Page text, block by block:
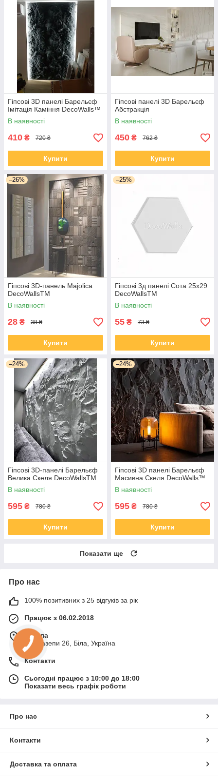
Гіпсові 3D панелі Барельєф
Імітація Каміння DecoWalls™
В наявності
410 ₴ 720 ₴
Купити
Гіпсові панелі 3D Барельєф
Абстракція
В наявності
450 ₴ 762 ₴
Купити
–26%
Гіпсові 3D-панель Majolica
DecoWallsTM
В наявності
28 ₴ 38 ₴
Купити
–25%
Гіпсові 3д панелі Сота 25х29
DecoWallsTM
В наявності
55 ₴ 73 ₴
Купити
–24%
Гіпсові 3D-панелі Барельєф
Велика Скеля DecoWallsTM
В наявності
595 ₴ 780 ₴
Купити
–24%
Гіпсові 3D панелі Барельєф
Масивна Скеля DecoWalls™
В наявності
595 ₴ 780 ₴
Купити
Показати ще
Про нас
100% позитивних з 25 відгуків за рік
Працює з 06.02.2018
м. Біла
ул. Мазепи 26, Біла, Україна
Контакти
Сьогодні працює з 10:00 до 18:00
Показати весь графік роботи
Про нас
Контакти
Доставка та оплата